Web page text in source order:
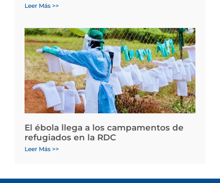
Leer Más >>
El ébola llega a los campamentos de
refugiados en la RDC
Leer Más >>